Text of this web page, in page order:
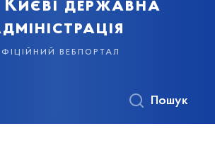
Києві державна
вебпортал
Пошук